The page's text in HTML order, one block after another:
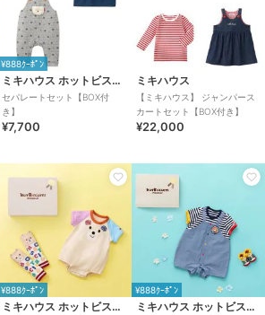
¥888ｸｰﾎﾟﾝ
ミキハウス ホットビスケッツ
セパレートセット【BOX付
き】
¥7,700
ミキハウス
【ミキハウス】 ジャンパース
カートセット【BOX付き】
¥22,000
¥888ｸｰﾎﾟﾝ
ミキハウス ホットビスケッツ
¥888ｸｰﾎﾟﾝ
ミキハウス ホットビスケッツ